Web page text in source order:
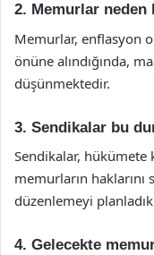
2. Memurlar neden
Memurlar, enflasyon
önüne alındığında,
düşünmektedir.
3. Sendikalar bu
Sendikalar, hükümete
memurların
düzenlemeyi
4. Gelecekte